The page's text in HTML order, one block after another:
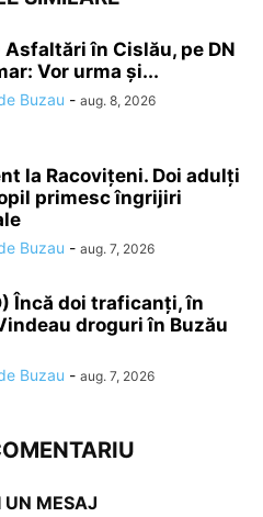
Asfaltări în Cislău, pe DN
Vor urma și...
Buzau - aug. 8, 2026
la Racovițeni. Doi adulți
primesc îngrijiri
Buzau - aug. 7, 2026
Încă doi traficanți, în
droguri în Buzău
Buzau - aug. 7, 2026
UN MESAJ